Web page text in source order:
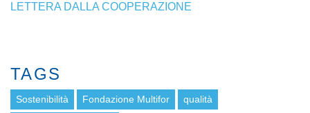
LETTERA DALLA COOPERAZIONE
TAGS
Sostenibilità Fondazione Multifor qualità